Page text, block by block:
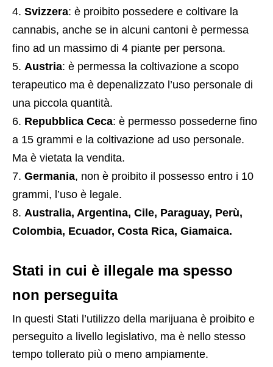
Svizzera: è proibito possedere e coltivare la
cannabis, anche se in alcuni cantoni è permessa
fino ad un massimo di 4 piante per persona.
Austria: è permessa la coltivazione a scopo
terapeutico ma è depenalizzato l’uso personale di
una piccola quantità.
Repubblica Ceca: è permesso possederne fino
a 15 grammi e la coltivazione ad uso personale.
Ma è vietata la vendita.
Germania, non è proibito il possesso entro i 10
grammi, l’uso è legale.
Australia, Argentina, Cile, Paraguay, Perù,
Colombia, Ecuador, Costa Rica, Giamaica.
Stati in cui è illegale ma spesso
non perseguita
In questi Stati l’utilizzo della marijuana è proibito e
perseguito a livello legislativo, ma è nello stesso
tempo tollerato più o meno ampiamente.